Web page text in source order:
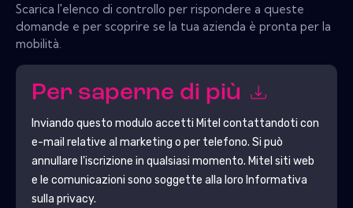
Scarica l'elenco di controllo per rispondere a queste
domande e per scoprire se la tua azienda è pronta per la
mobilità.
Per saperne di più
Inviando questo modulo accetti Mitel contattandoti con
e-mail relative al marketing o per telefono. Si può
annullare l'iscrizione in qualsiasi momento. Mitel siti web
e le comunicazioni sono soggette alla loro Informativa
sulla privacy.